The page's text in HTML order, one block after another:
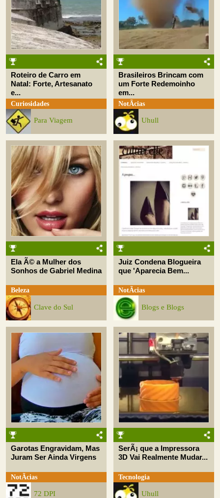
Roteiro de Carro em
Natal: Forte, Artesanato
e...
Curiosidades
Para Viagem
Brasileiros Brincam com
um Forte Redemoinho
em...
NotÃ­cias
Uhull
Ela Ã© a Mulher dos
Sonhos de Gabriel Medina
Beleza
Clave do Sul
Juiz Condena Blogueira
que 'Aparecia Bem...
NotÃ­cias
Blogs e Blogs
Garotas Engravidam, Mas
Juram Ser Ainda Virgens
NotÃ­cias
72 DPI
SerÃ¡ que a Impressora
3D Vai Realmente Mudar...
Tecnologia
Uhull